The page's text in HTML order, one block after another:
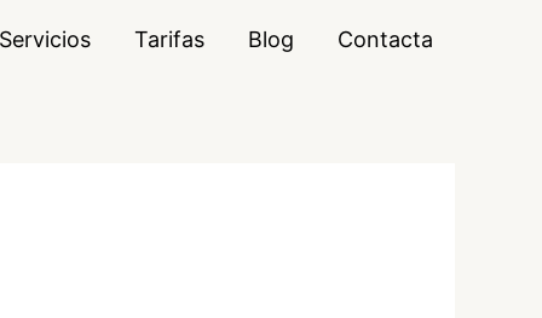
Servicios Tarifas Blog Contacta